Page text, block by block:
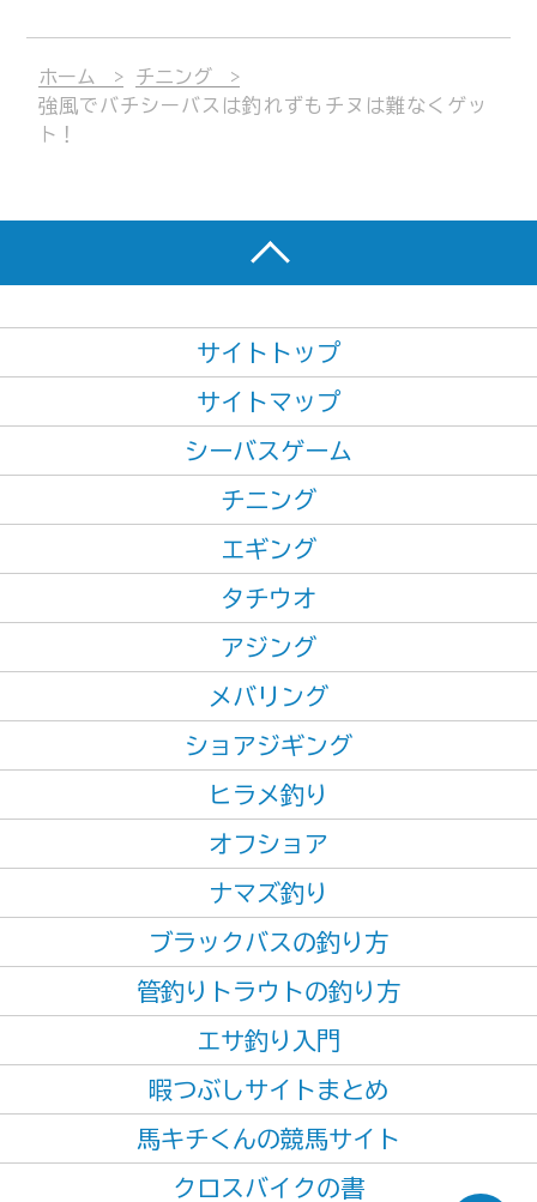
ホーム
チニング
強風でバチシーバスは釣れずもチヌは難なくゲッ
ト！
サイトトップ
サイトマップ
シーバスゲーム
チニング
エギング
タチウオ
アジング
メバリング
ショアジギング
ヒラメ釣り
オフショア
ナマズ釣り
ブラックバスの釣り方
管釣りトラウトの釣り方
エサ釣り入門
暇つぶしサイトまとめ
馬キチくんの競馬サイト
クロスバイクの書